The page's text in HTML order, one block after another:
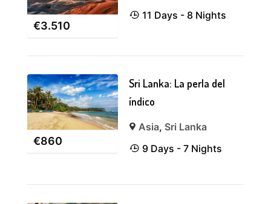
€3.510
11 Days - 8 Nights
€860
Sri Lanka: La perla del
índico
Asia, Sri Lanka
9 Days - 7 Nights